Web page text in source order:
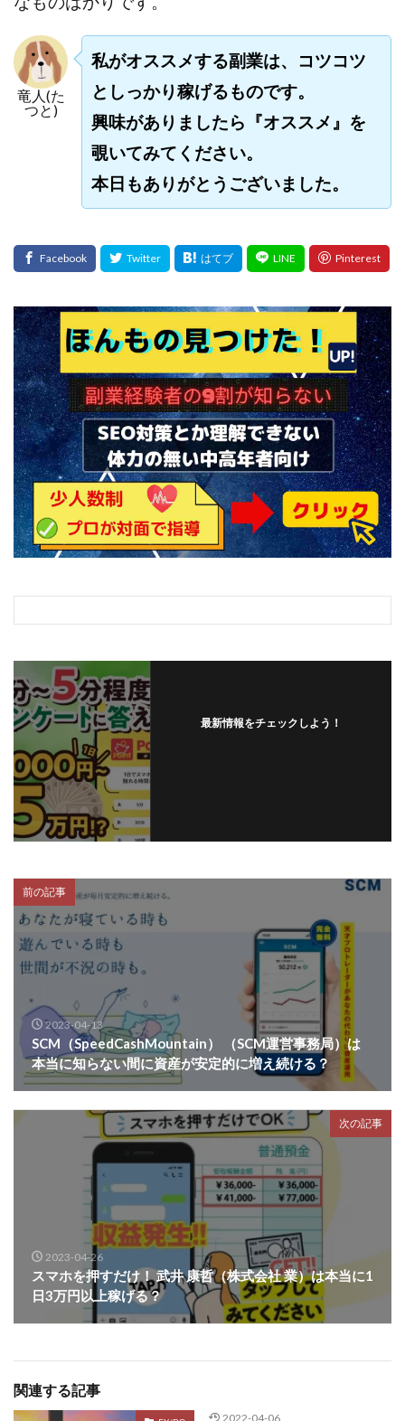
竜人(た
つと)
私がオススメする副業は、コツコツ
としっかり稼げるものです。
興味がありましたら『オススメ』を
覗いてみてください。
本日もありがとうございました。
最新情報をチェックしよう！
前の記事
2023-04-13
SCM（SpeedCashMountain） （SCM運営事務局）は
本当に知らない間に資産が安定的に増え続ける？
次の記事
2023-04-26
スマホを押すだけ！ 武井 康哲（株式会社 業）は本当に1
日3万円以上稼げる？
関連する記事
2022-04-06
スマホのビジネス
スマキャン(SMACAN)
スマナビ.com
スマホ1台でどこでも副収入
スマホアベンジャー
スマホタップだけで
スマホでらくらく副収入アプリ
スマホで副収入の決定版
スマホで始める在宅生活
スマホで稼げる?【裏ワザ副業】
スマホのおしごと
トレーダーKaibe
ナイトグループ 岡崎
マネパン KOJI
マネロブ みきお校長
ミユ
ミリオネアチャレンジ
ミリオンラボ(million labo)
ミリチャレ
みんなのハッピーワーク
ゆるリッチ
マネーキューピット
ライフアップ(LIFE UP)
ライブアドバイザーカレッジ
ライフデザイン出版合同会社
らくらくできるスマホ副業
リッチ ギャザリング
リッチ ルーラー
リライアンス(Reliance)
ロミオ・ロドリゲス・ジュニア
ワークスフランチャイジーオフィス
ワークホップ(Work Hop)
ワールドリユースシステム
マネーの湖
マックス岩井
なし
ネットサーフィンをお金に換える
ハイブリッド・トレード・アカデミア
はじめての資産運用
ハピネスサロン
はるかコーチング
マスターピース(MASTER PIECE)
フォリオJP(Folio)
プラチナメソッド2024
フルーツ(スマホをタップするだけ!?)
ほったらかしFX運営事務局
김 가싸